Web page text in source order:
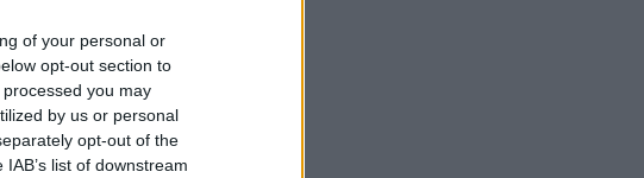
of your personal or
opt-out section to
you may
by us or personal
opt-out of the
list of downstream